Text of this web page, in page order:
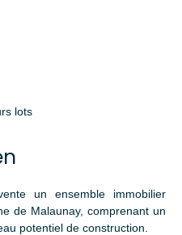
lots
un ensemble immobilier
de Malaunay, comprenant un
potentiel de construction.